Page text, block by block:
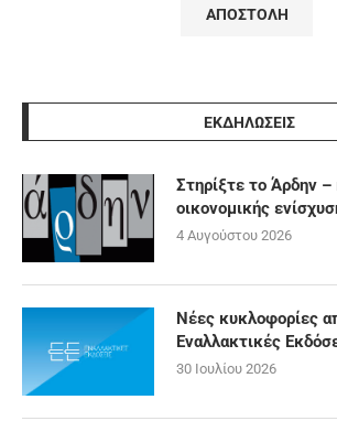
ΕΚΔΗΛΩΣΕΙΣ
Στηρίξτε το Άρδην –
οικονομικής
4 Αυγούστου 2026
Νέες κυκλοφορίες
Εναλλακτικές
30 Ιουλίου 2026